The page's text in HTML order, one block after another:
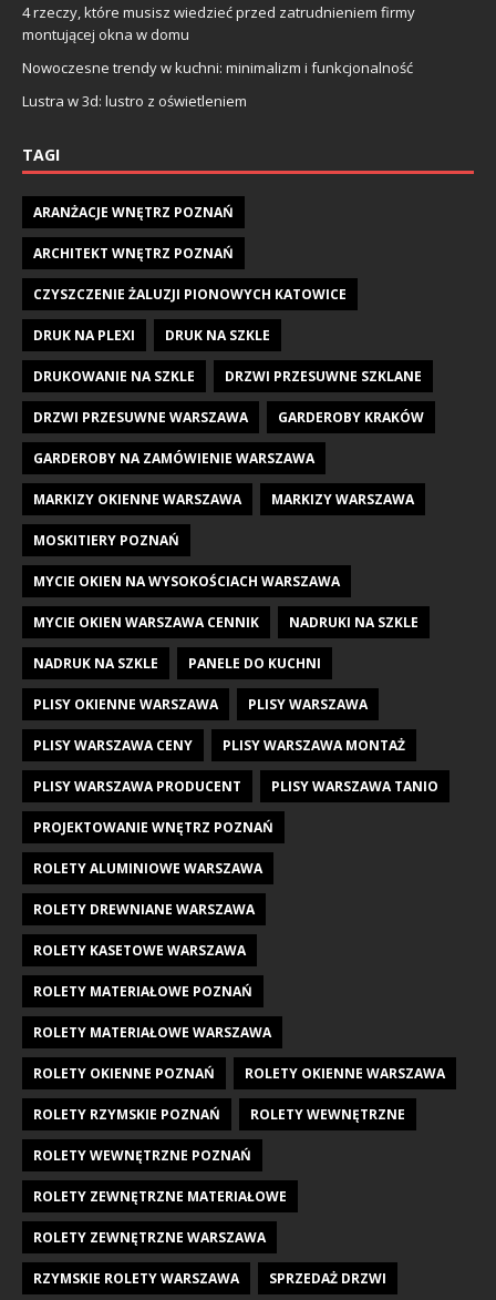
4 rzeczy, które musisz wiedzieć przed zatrudnieniem firmy
montującej okna w domu
Nowoczesne trendy w kuchni: minimalizm i funkcjonalność
Lustra w 3d: lustro z oświetleniem
TAGI
ARANŻACJE WNĘTRZ POZNAŃ
ARCHITEKT WNĘTRZ POZNAŃ
CZYSZCZENIE ŻALUZJI PIONOWYCH KATOWICE
DRUK NA PLEXI DRUK NA SZKLE
DRUKOWANIE NA SZKLE DRZWI PRZESUWNE SZKLANE
DRZWI PRZESUWNE WARSZAWA GARDEROBY KRAKÓW
GARDEROBY NA ZAMÓWIENIE WARSZAWA
MARKIZY OKIENNE WARSZAWA MARKIZY WARSZAWA
MOSKITIERY POZNAŃ
MYCIE OKIEN NA WYSOKOŚCIACH WARSZAWA
MYCIE OKIEN WARSZAWA CENNIK NADRUKI NA SZKLE
NADRUK NA SZKLE PANELE DO KUCHNI
PLISY OKIENNE WARSZAWA PLISY WARSZAWA
PLISY WARSZAWA CENY PLISY WARSZAWA MONTAŻ
PLISY WARSZAWA PRODUCENT PLISY WARSZAWA TANIO
PROJEKTOWANIE WNĘTRZ POZNAŃ
ROLETY ALUMINIOWE WARSZAWA
ROLETY DREWNIANE WARSZAWA
ROLETY KASETOWE WARSZAWA
ROLETY MATERIAŁOWE POZNAŃ
ROLETY MATERIAŁOWE WARSZAWA
ROLETY OKIENNE POZNAŃ ROLETY OKIENNE WARSZAWA
ROLETY RZYMSKIE POZNAŃ ROLETY WEWNĘTRZNE
ROLETY WEWNĘTRZNE POZNAŃ
ROLETY ZEWNĘTRZNE MATERIAŁOWE
ROLETY ZEWNĘTRZNE WARSZAWA
RZYMSKIE ROLETY WARSZAWA SPRZEDAŻ DRZWI